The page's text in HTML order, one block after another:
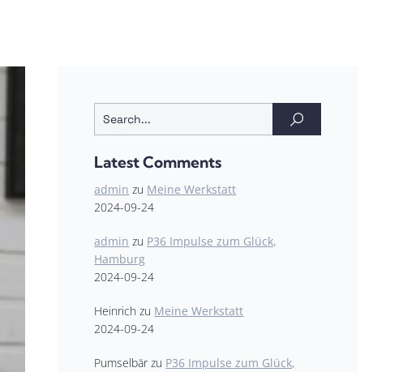
Latest Comments
admin zu Meine Werkstatt
2024-09-24
admin zu P36 Impulse zum Glück,
Hamburg
2024-09-24
Heinrich zu Meine Werkstatt
2024-09-24
Pumselbärzu P36 Impulse zum Glück,